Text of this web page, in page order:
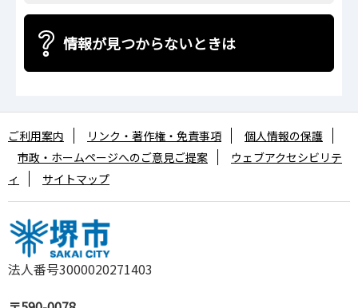
情報が見つからないときは
法人番号3000020271403
ご利用案内 リンク・著作権・免責事項
個人情報の保護
市政・ホームページへのご意見ご提案
ウェブアクセシビリテ
ィ
サイトマップ